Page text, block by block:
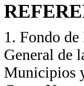
1. Fondo
General de
Municipios